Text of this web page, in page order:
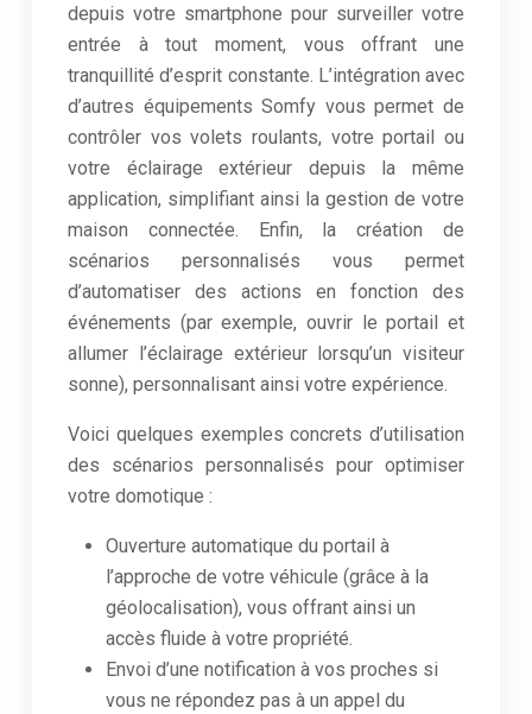
depuis votre smartphone pour surveiller votre
entrée à tout moment, vous offrant une
tranquillité d’esprit constante. L’intégration avec
d’autres équipements Somfy vous permet de
contrôler vos volets roulants, votre portail ou
votre éclairage extérieur depuis la même
application, simplifiant ainsi la gestion de votre
maison connectée. Enfin, la création de
scénarios personnalisés vous permet
d’automatiser des actions en fonction des
événements (par exemple, ouvrir le portail et
allumer l’éclairage extérieur lorsqu’un visiteur
sonne), personnalisant ainsi votre expérience.
Voici quelques exemples concrets d’utilisation
des scénarios personnalisés pour optimiser
votre domotique :
Ouverture automatique du portail à
l’approche de votre véhicule (grâce à la
géolocalisation), vous offrant ainsi un
accès fluide à votre propriété.
Envoi d’une notification à vos proches si
vous ne répondez pas à un appel du